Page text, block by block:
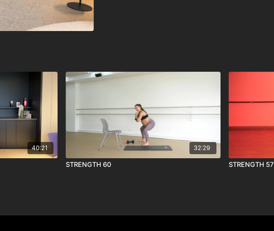
40:21 32:29
STRENGTH 60 STRENGTH 57